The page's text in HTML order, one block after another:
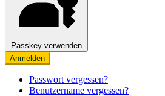
Passkey verwenden
Anmelden
Passwort vergessen?
Benutzername vergessen?